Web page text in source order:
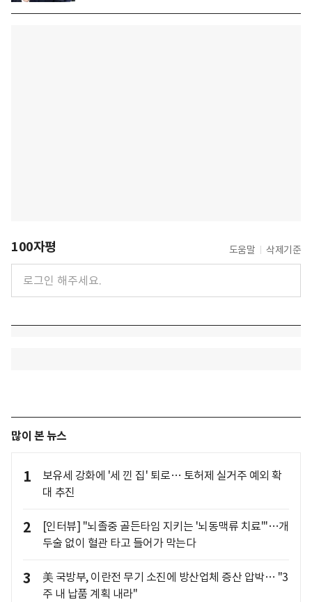
100자평 도움말 삭제기준
많이 본 뉴스
1
보유세 강화에 '세 낀 집' 퇴로… 토허제 실거주 예외 확
대 추진
2
[인터뷰] "뇌졸중 골든타임 지키는 '뇌동맥류 치료'"…개
두술 없이 혈관 타고 들어가 막는다
3
美 국방부, 이란전 무기 소진에 방산업체 증산 압박… "3
주 내 납품 계획 내라"